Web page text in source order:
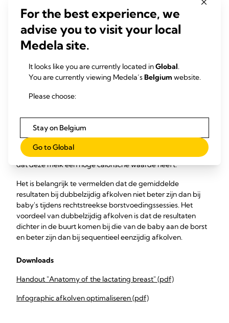
Dit is belangrijk vanwege de volgende redenen:
Tijdens het geven van borstvoeding of het afkolven
neemt het vetgehalte gestaag toe. Als de melk een
is geleegd, wat het geval is bij dubbel kolven.
Het is algemeen bekend dat een goede lediging van
de borst zeer belangrijk is voor het instandhouden en
zijn voor baby's die niet goed groeien.
De maag van premature baby's is zo klein dat hij slechts
zeer kleine melkvolumes kan bevatten. Het is dus belangrijk
dat deze melk een hoge calorische waarde heeft.
Het is belangrijk te vermelden dat de gemiddelde
resultaten bij dubbelzijdig afkolven niet beter zijn dan bij
baby's tijdens rechtstreekse borstvoedingssessies. Het
voordeel van dubbelzijdig afkolven is dat de resultaten
dichter in de buurt komen bij die van de baby aan de borst
en beter zijn dan bij sequentieel eenzijdig afkolven.
Downloads
Handout "Anatomy of the lactating breast" (pdf)
Infographic afkolven optimaliseren (pdf)
For the best experience, we
advise you to visit your local
Medela site.
It looks like you are currently located inGlobal.
You are currently viewing Medela’sBelgium website.
Please choose:
Stay on Belgium
Go to Global